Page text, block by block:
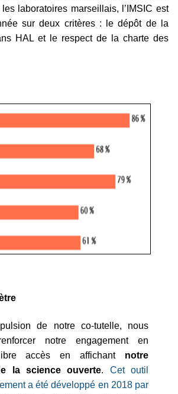
laboratoires marseillais, l’IMSIC est
sur deux critères : le dépôt de la
HAL et le respect de la charte des
de notre co-tutelle, nous
notre engagement en
accès en affichant notre
la science ouverte. Cet outil
a été développé en 2018 par